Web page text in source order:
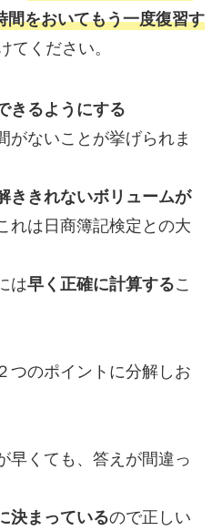
をおいてもう一度復習す
てください。
きるようにする
がないことが挙げられま
ききれないボリュームが
れは日商簿記検定との大
は早く正確に計算するこ
つのポイントに分解しお
早くても、答えが間違っ
決まっているので正しい